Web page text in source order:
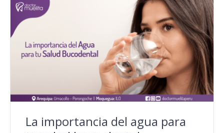
La importancia del agua para